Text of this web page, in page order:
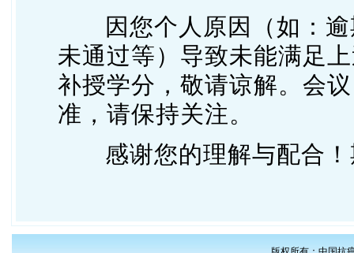
因您个人原因（如：
未通过等）导致未能满足
补授学分，敬请谅解。会
准，请保持关注。
感谢您的理解与配合